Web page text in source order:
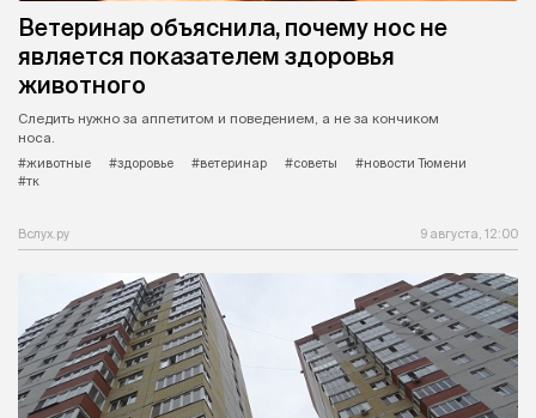
Ветеринар объяснила, почему нос не
является показателем здоровья
животного
Следить нужно за аппетитом и поведением, а не за кончиком
носа.
#животные
#здоровье #ветеринар #советы
#новости Тюмени
#тк
Вслух.ру 9 августа, 12:00